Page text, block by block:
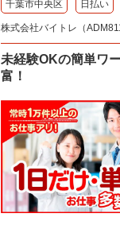
千葉市中央区 日払い
株式会社バイトレ（
未経験OKの簡単ワ
富！